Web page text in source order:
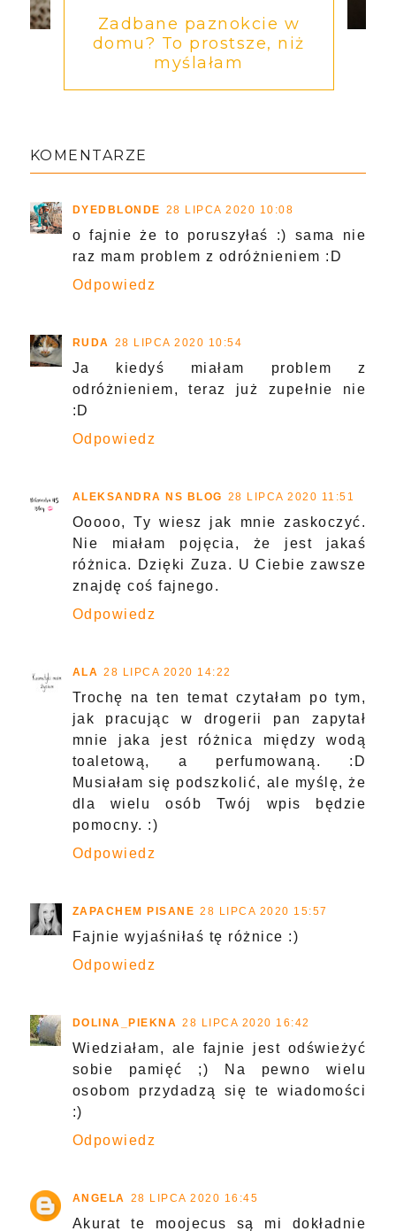
Zadbane paznokcie w
domu? To prostsze, niż
myślałam
KOMENTARZE
DYEDBLONDE 28 LIPCA 2020 10:08
o fajnie że to poruszyłaś :) sama nie
raz mam problem z odróżnieniem :D
Odpowiedz
RUDA 28 LIPCA 2020 10:54
Ja kiedyś miałam problem z
odróżnieniem, teraz już zupełnie nie
:D
Odpowiedz
ALEKSANDRA NS BLOG 28 LIPCA 2020 11:51
Ooooo, Ty wiesz jak mnie zaskoczyć.
Nie miałam pojęcia, że jest jakaś
różnica. Dzięki Zuza. U Ciebie zawsze
znajdę coś fajnego.
Odpowiedz
ALA 28 LIPCA 2020 14:22
Trochę na ten temat czytałam po tym,
jak pracując w drogerii pan zapytał
mnie jaka jest różnica między wodą
toaletową, a perfumowaną. :D
Musiałam się podszkolić, ale myślę, że
dla wielu osób Twój wpis będzie
pomocny. :)
Odpowiedz
ZAPACHEM PISANE 28 LIPCA 2020 15:57
Fajnie wyjaśniłaś tę różnice :)
Odpowiedz
DOLINA_PIEKNA 28 LIPCA 2020 16:42
Wiedziałam, ale fajnie jest odświeżyć
sobie pamięć ;) Na pewno wielu
osobom przydadzą się te wiadomości
:)
Odpowiedz
ANGELA 28 LIPCA 2020 16:45
Akurat te moojecus są mi dokładnie